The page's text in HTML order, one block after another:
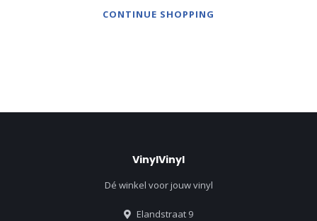
CONTINUE SHOPPING
VinylVinyl
Dé winkel voor jouw vinyl
Elandstraat 9